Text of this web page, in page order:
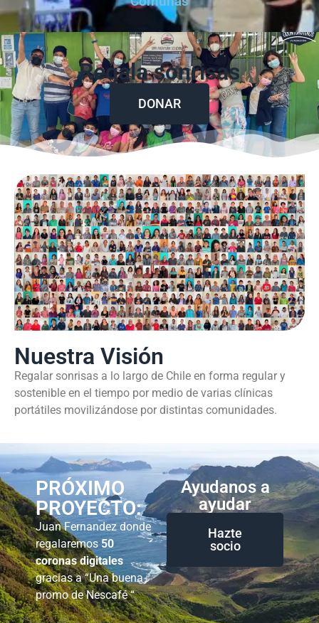
Regala sonrisas
DONAR
Nuestra Visión
Regalar sonrisas a lo largo de Chile en forma regular y
sostenible en el tiempo por medio de varias clínicas
portátiles movilizándose por distintas comunidades.
PRÓXIMO
PROYECTO:
Juan Fernandez donde
regalaremos 50
coronas digitales
gracias a “Una buena
promo de Nescafé “
Ayudanos a
ayudar
Hazte
socio